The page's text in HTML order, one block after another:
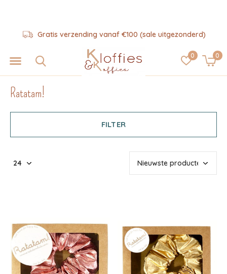
0 0
Gratis verzending vanaf €100 (sale uitgezonderd)
Ratatam!
FILTER